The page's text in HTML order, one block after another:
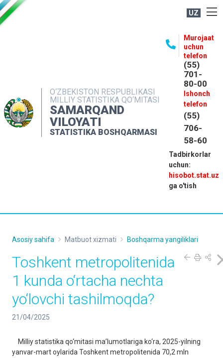
UZ
O‘ZBEKISTON RESPUBLIKASI
MILLIY STATISTIKA QO‘MITASI
SAMARQAND
VILOYATI
STATISTIKA BOSHQARMASI
Murojaat
uchun
telefon
(55)
701-
80-00
Ishonch
telefon
(55)
706-
58-60
Tadbirkorlar
uchun:
hisobot.stat.uz
ga o'tish
MATBUOT XIZMATI
MUROJAATLAR
KONTAKTLAR
Asosiy sahifa Matbuot xizmati Boshqarma yangiliklari
Toshkent metropolitenida
1 kunda o‘rtacha nechta
yo‘lovchi tashilmoqda?
21/04/2025
Milliy statistika qo‘mitasi ma’lumotlariga ko‘ra, 2025-yilning
yanvar-mart oylarida Toshkent metropolitenida 70,2 mln